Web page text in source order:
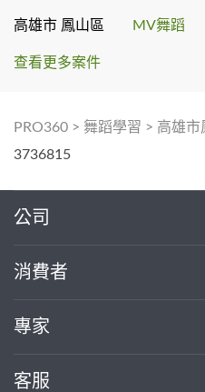
高雄市 鳳山區 MV舞蹈
查看更多案件
PRO360 > 舞蹈學習 > 高雄市
3736815
公司
消費者
專家
客服